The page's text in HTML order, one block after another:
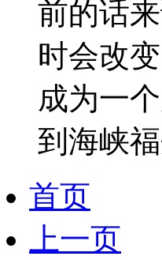
前的话
时会改
成为一
到海峡
首页
上一页